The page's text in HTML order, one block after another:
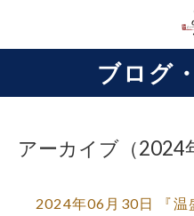
ブログ
アーカイブ（2024
2024年06月30日
『